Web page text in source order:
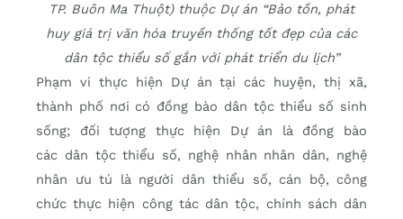
TP. Buôn Ma Thuột) thuộc Dự án “Bảo tồn, phát
huy giá trị văn hóa truyền thống tốt đẹp của các
dân tộc thiểu số gắn với phát triển du lịch”
Phạm vi thực hiện Dự án tại các huyện, thị xã,
thành phố nơi có đồng bào dân tộc thiểu số sinh
sống; đối tượng thực hiện Dự án là đồng bào
các dân tộc thiểu số, nghệ nhân nhân dân, nghệ
nhân ưu tú là người dân thiểu số, cán bộ, công
chức thực hiện công tác dân tộc, chính sách dân